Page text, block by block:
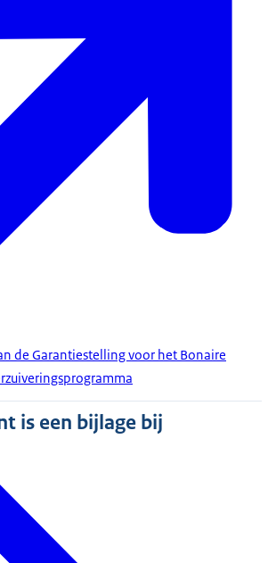
de Garantiestelling voor het Bonaire
is een bijlage bij